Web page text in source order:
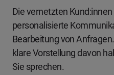
Die vernetzten
personalisierte
Bearbeitung von
klare Vorstellung davon
Sie sprechen.